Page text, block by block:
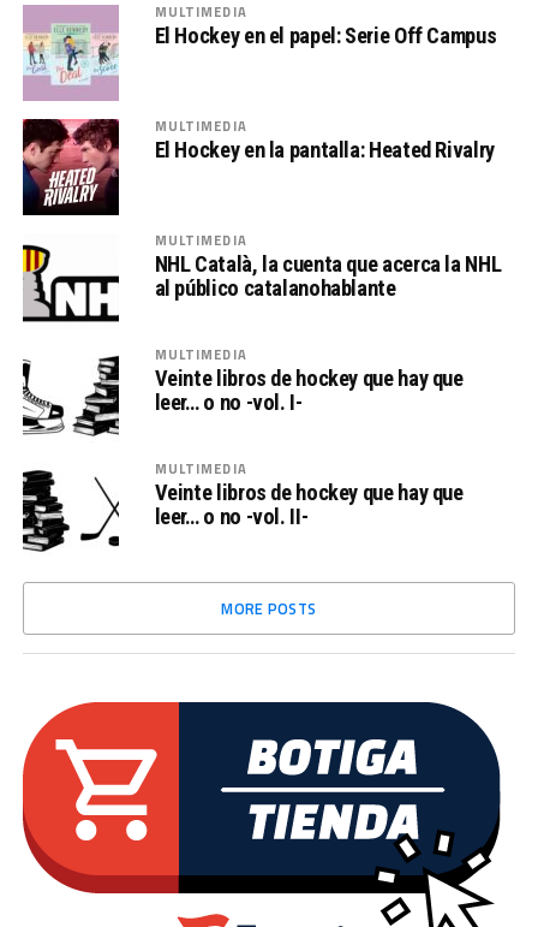
MULTIMEDIA
El Hockey en el papel: Serie Off Campus
MULTIMEDIA
El Hockey en la pantalla: Heated Rivalry
MULTIMEDIA
NHL Català, la cuenta que acerca la NHL
al público catalanohablante
MULTIMEDIA
Veinte libros de hockey que hay que
leer… o no -vol. I-
MULTIMEDIA
Veinte libros de hockey que hay que
leer… o no -vol. II-
MORE POSTS